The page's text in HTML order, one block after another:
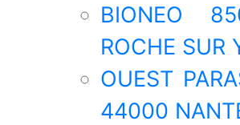
BIONEO
ROCHE SUR
OUEST
44000